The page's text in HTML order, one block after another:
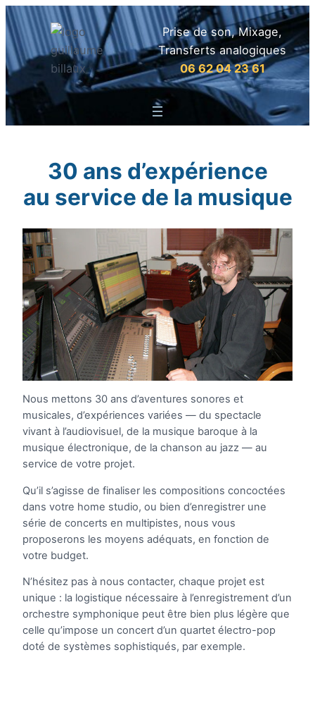
Prise de son, Mixage,
Transferts analogiques
06 62 04 23 61
30 ans d’expérience
au service de la musique
Nous mettons 30 ans d’aventures sonores et
musicales, d’expériences variées — du spectacle
vivant à l’audiovisuel, de la musique baroque à la
musique électronique, de la chanson au jazz ­­— au
service de votre projet.
Qu’il s’agisse de finaliser les compositions concoctées
dans votre home studio, ou bien d’enregistrer une
série de concerts en multipistes, nous vous
proposerons les moyens adéquats, en fonction de
votre budget.
N’hésitez pas à nous contacter, chaque projet est
unique : la logistique nécessaire à l’enregistrement d’un
orchestre symphonique peut être bien plus légère que
celle qu’impose un concert d’un quartet électro-pop
doté de systèmes sophistiqués, par exemple.